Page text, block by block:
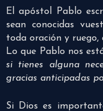
El apóstol Pablo
sean conocidas
toda oración y ruego,
Lo que Pablo nos
si tienes alguna
gracias anticipadas
Si Dios es